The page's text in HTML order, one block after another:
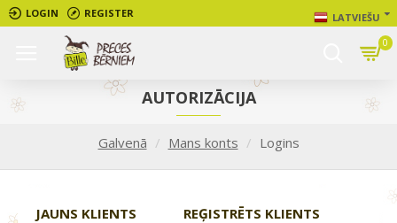
LOGIN REGISTER LATVIEŠU
0
Galvenā Mans konts Logins
AUTORIZĀCIJA
JAUNS KLIENTS REĢISTRĒTS KLIENTS